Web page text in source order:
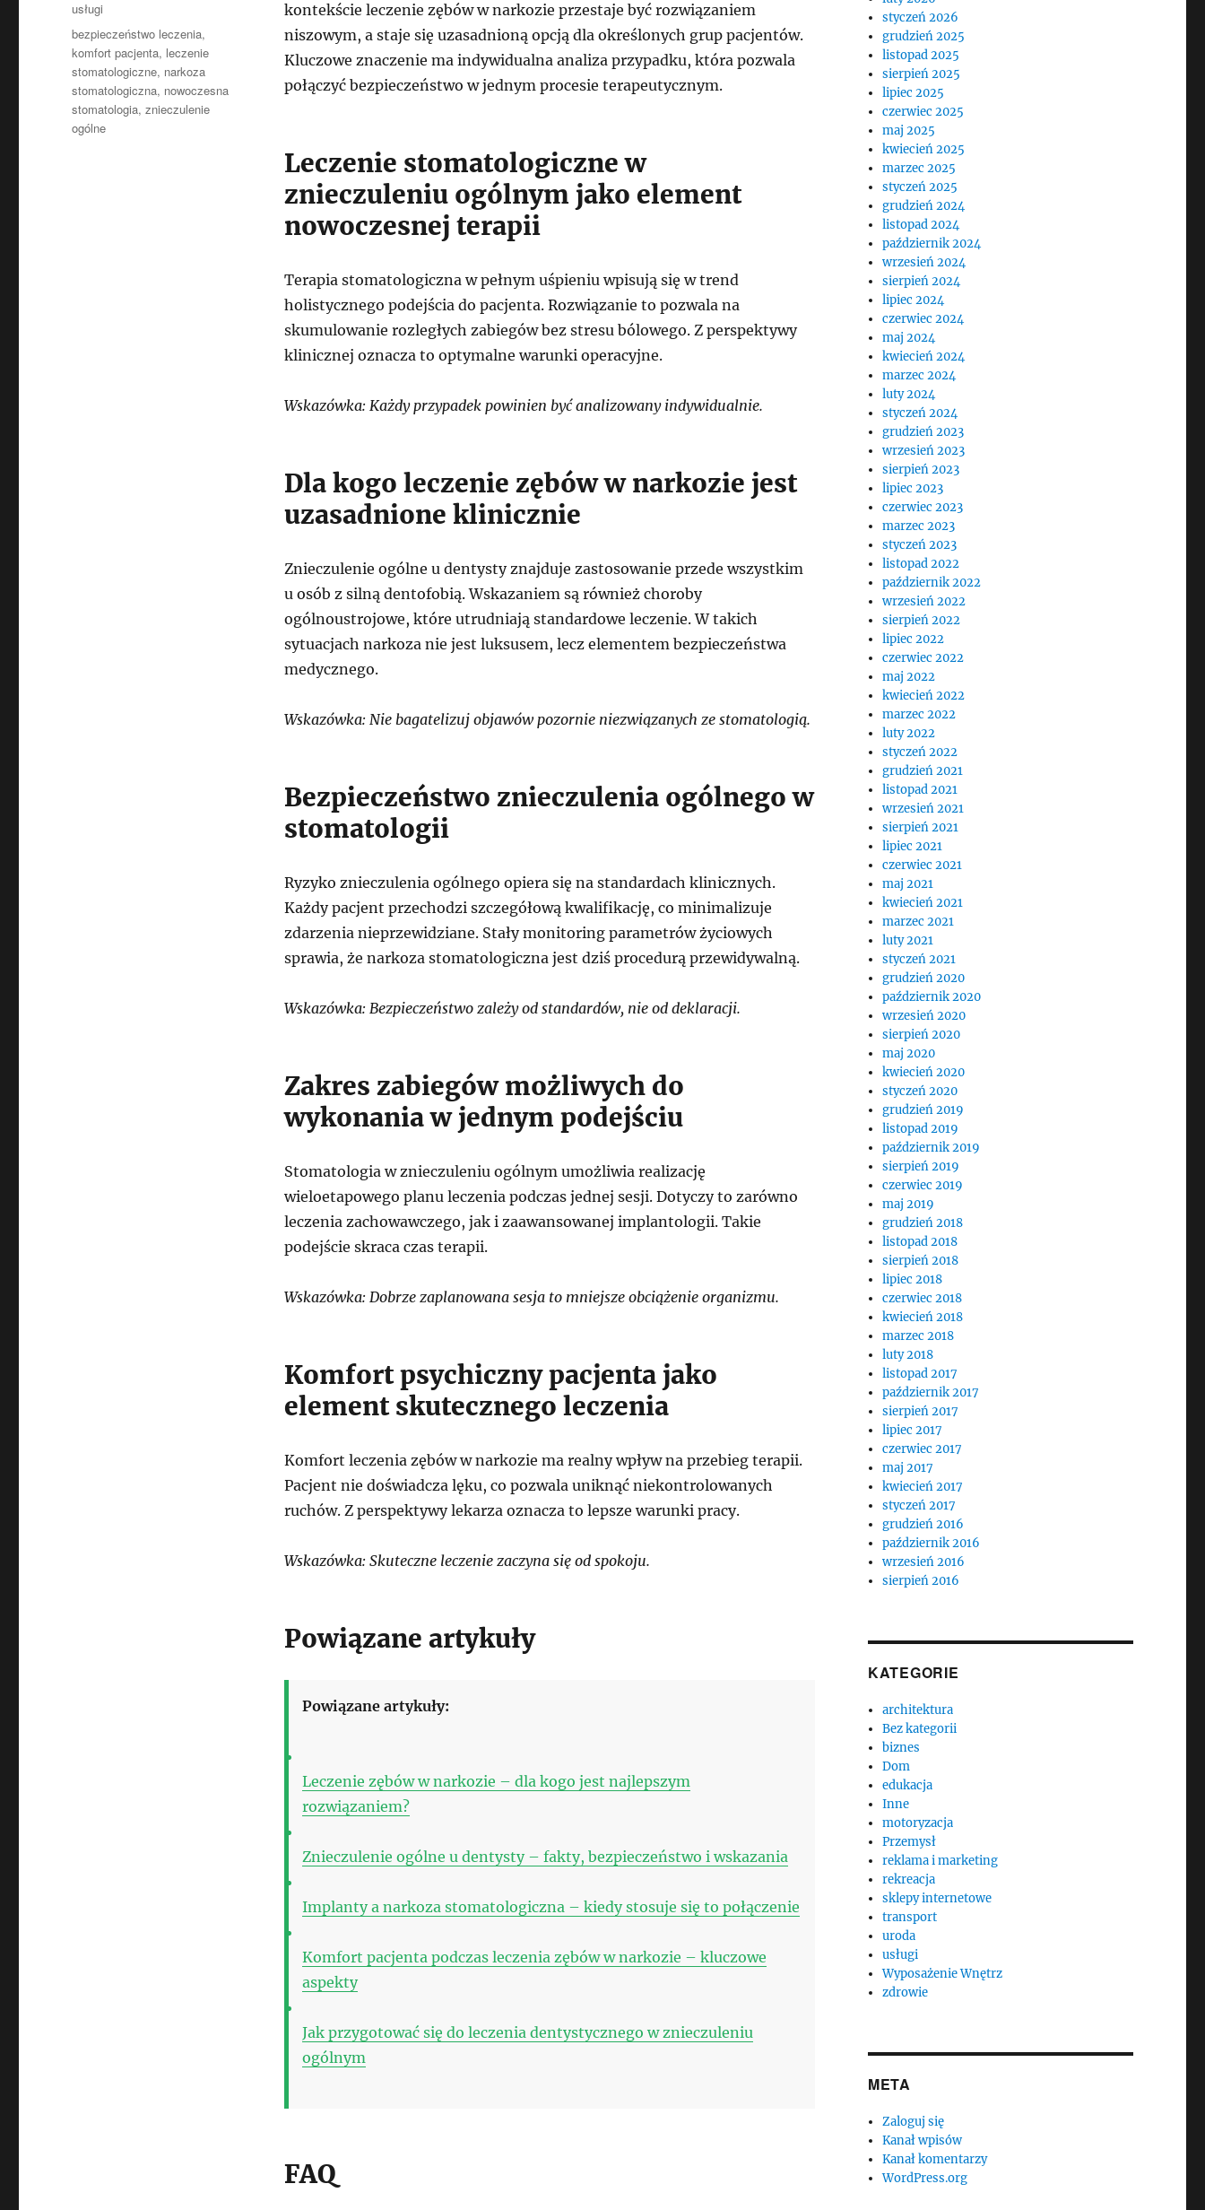
kontekście leczenie zębów w narkozie przestaje być rozwiązaniem
niszowym, a staje się uzasadnioną opcją dla określonych grup pacjentów.
Kluczowe znaczenie ma indywidualna analiza przypadku, która pozwala
połączyć bezpieczeństwo w jednym procesie terapeutycznym.
Leczenie stomatologiczne w
znieczuleniu ogólnym jako element
nowoczesnej terapii
Terapia stomatologiczna w pełnym uśpieniu wpisują się w trend
holistycznego podejścia do pacjenta. Rozwiązanie to pozwala na
skumulowanie rozległych zabiegów bez stresu bólowego. Z perspektywy
klinicznej oznacza to optymalne warunki operacyjne.
Wskazówka: Każdy przypadek powinien być analizowany indywidualnie.
Dla kogo leczenie zębów w narkozie jest
uzasadnione klinicznie
Znieczulenie ogólne u dentysty znajduje zastosowanie przede wszystkim
u osób z silną dentofobią. Wskazaniem są również choroby
ogólnoustrojowe, które utrudniają standardowe leczenie. W takich
sytuacjach narkoza nie jest luksusem, lecz elementem bezpieczeństwa
medycznego.
Wskazówka: Nie bagatelizuj objawów pozornie niezwiązanych ze stomatologią.
Bezpieczeństwo znieczulenia ogólnego w
stomatologii
Ryzyko znieczulenia ogólnego opiera się na standardach klinicznych.
Każdy pacjent przechodzi szczegółową kwalifikację, co minimalizuje
zdarzenia nieprzewidziane. Stały monitoring parametrów życiowych
sprawia, że narkoza stomatologiczna jest dziś procedurą przewidywalną.
Wskazówka: Bezpieczeństwo zależy od standardów, nie od deklaracji.
Zakres zabiegów możliwych do
wykonania w jednym podejściu
Stomatologia w znieczuleniu ogólnym umożliwia realizację
wieloetapowego planu leczenia podczas jednej sesji. Dotyczy to zarówno
leczenia zachowawczego, jak i zaawansowanej implantologii. Takie
podejście skraca czas terapii.
Wskazówka: Dobrze zaplanowana sesja to mniejsze obciążenie organizmu.
Komfort psychiczny pacjenta jako
element skutecznego leczenia
Komfort leczenia zębów w narkozie ma realny wpływ na przebieg terapii.
Pacjent nie doświadcza lęku, co pozwala uniknąć niekontrolowanych
ruchów. Z perspektywy lekarza oznacza to lepsze warunki pracy.
Wskazówka: Skuteczne leczenie zaczyna się od spokoju.
Powiązane artykuły
Powiązane artykuły:
Leczenie zębów w narkozie – dla kogo jest najlepszym
rozwiązaniem?
Znieczulenie ogólne u dentysty – fakty, bezpieczeństwo i wskazania
Implanty a narkoza stomatologiczna – kiedy stosuje się to połączenie
Komfort pacjenta podczas leczenia zębów w narkozie – kluczowe
aspekty
Jak przygotować się do leczenia dentystycznego w znieczuleniu
ogólnym
FAQ
Kategorie
usługi
Tagi
bezpieczeństwo leczenia,
komfort pacjenta, leczenie
stomatologiczne, narkoza
stomatologiczna, nowoczesna
stomatologia,znieczulenie
ogólne
styczeń 2026
grudzień 2025
listopad 2025
sierpień 2025
lipiec 2025
czerwiec 2025
maj 2025
kwiecień 2025
marzec 2025
styczeń 2025
grudzień 2024
listopad 2024
październik 2024
wrzesień 2024
sierpień 2024
lipiec 2024
czerwiec 2024
maj 2024
kwiecień 2024
marzec 2024
luty 2024
styczeń 2024
grudzień 2023
wrzesień 2023
sierpień 2023
lipiec 2023
czerwiec 2023
marzec 2023
styczeń 2023
listopad 2022
październik 2022
wrzesień 2022
sierpień 2022
lipiec 2022
czerwiec 2022
maj 2022
kwiecień 2022
marzec 2022
luty 2022
styczeń 2022
grudzień 2021
listopad 2021
wrzesień 2021
sierpień 2021
lipiec 2021
czerwiec 2021
maj 2021
kwiecień 2021
marzec 2021
luty 2021
styczeń 2021
grudzień 2020
październik 2020
wrzesień 2020
sierpień 2020
maj 2020
kwiecień 2020
styczeń 2020
grudzień 2019
listopad 2019
październik 2019
sierpień 2019
czerwiec 2019
maj 2019
grudzień 2018
listopad 2018
sierpień 2018
lipiec 2018
czerwiec 2018
kwiecień 2018
marzec 2018
luty 2018
listopad 2017
październik 2017
sierpień 2017
lipiec 2017
czerwiec 2017
maj 2017
kwiecień 2017
styczeń 2017
grudzień 2016
październik 2016
wrzesień 2016
sierpień 2016
KATEGORIE
architektura
Bez kategorii
biznes
Dom
edukacja
Inne
motoryzacja
Przemysł
reklama i marketing
rekreacja
sklepy internetowe
transport
uroda
usługi
Wyposażenie Wnętrz
zdrowie
META
Zaloguj się
Kanał wpisów
Kanał komentarzy
WordPress.org